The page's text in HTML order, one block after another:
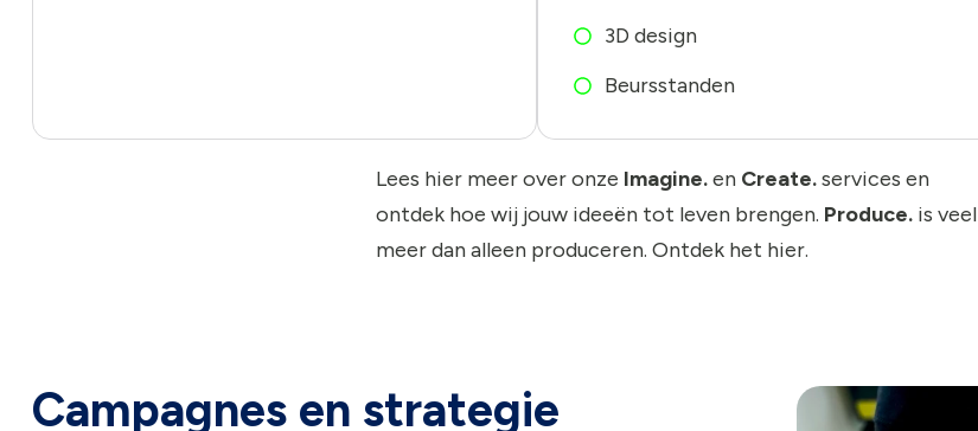
3D design
Beursstanden
Lees hier meer over onze Imagine.en Create.services en
ontdek hoe wij jouw ideeën tot leven brengen. Produce.is veel
meer dan alleen produceren. Ontdek het hier.
Campagnes en strategie